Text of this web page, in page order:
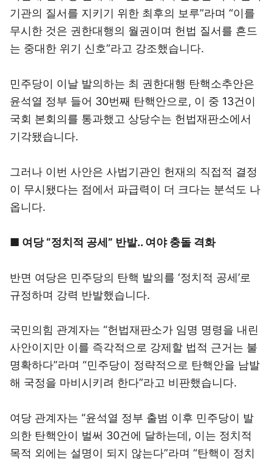
기관의 질서를 지키기 위한 최후의 보루”라며 “이를
무시한 것은 권한대행의 월권이며 헌법 질서를 흔드
는 중대한 위기 신호”라고 강조했습니다.
민주당이 이날 발의하는 최 권한대행 탄핵소추안은
윤석열 정부 들어 30번째 탄핵안으로, 이 중 13건이
국회 본회의를 통과했고 상당수는 헌법재판소에서
기각됐습니다.
그러나 이번 사안은 사법기관인 헌재의 직접적 결정
이 무시됐다는 점에서 파급력이 더 크다는 분석도 나
옵니다.
■ 여당 “정치적 공세” 반발.. 여야 충돌 격화
반면 여당은 민주당의 탄핵 발의를 ‘정치적 공세’로
규정하며 강력 반발했습니다.
국민의힘 관계자는 “헌법재판소가 임명 명령을 내린
사안이지만 이를 즉각적으로 강제할 법적 근거는 불
명확하다”라며 “민주당이 정략적으로 탄핵안을 남발
해 국정을 마비시키려 한다”라고 비판했습니다.
여당 관계자는 “윤석열 정부 출범 이후 민주당이 발
의한 탄핵안이 벌써 30건에 달하는데, 이는 정치적
목적 외에는 설명이 되지 않는다”라며 “탄핵이 정치